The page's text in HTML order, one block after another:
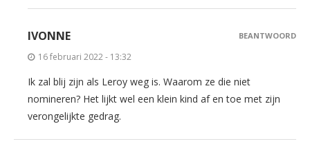
IVONNE
16 februari 2022 - 13:32
Ik zal blij zijn als Leroy weg is. Waarom ze die niet
nomineren? Het lijkt wel een klein kind af en toe met zijn
verongelijkte gedrag.
BEANTWOORD